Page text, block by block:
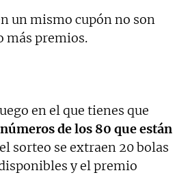
un mismo cupón no son
más premios.
en el que tienes que
de los 80 que están
sorteo se extraen 20 bolas
y el premio